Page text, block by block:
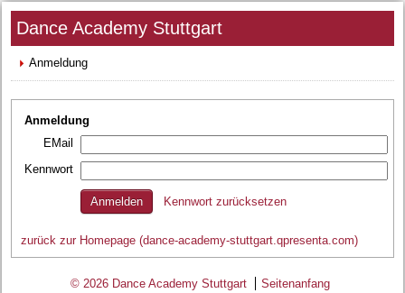
Dance Academy Stuttgart
Anmeldung
Anmeldung
EMail
Kennwort
Kennwort zurücksetzen
zurück zur Homepage (dance-academy-stuttgart.qpresenta.com)
© 2026 Dance Academy Stuttgart Seitenanfang